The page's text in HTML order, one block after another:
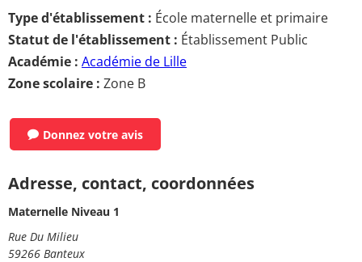
Type d'établissement : École maternelle et primaire
Statut de l'établissement : Établissement Public
Académie : Académie de Lille
Zone scolaire : Zone B
Donnez votre avis
Adresse, contact, coordonnées
Maternelle Niveau 1
Rue Du Milieu
59266 Banteux